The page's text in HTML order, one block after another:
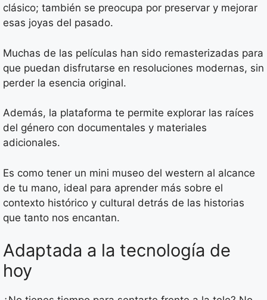
clásico; también se preocupa por preservar y mejorar
esas joyas del pasado.
Muchas de las películas han sido remasterizadas para
que puedan disfrutarse en resoluciones modernas, sin
perder la esencia original.
Además, la plataforma te permite explorar las raíces
del género con documentales y materiales
adicionales.
Es como tener un mini museo del western al alcance
de tu mano, ideal para aprender más sobre el
contexto histórico y cultural detrás de las historias
que tanto nos encantan.
Adaptada a la tecnología de
hoy